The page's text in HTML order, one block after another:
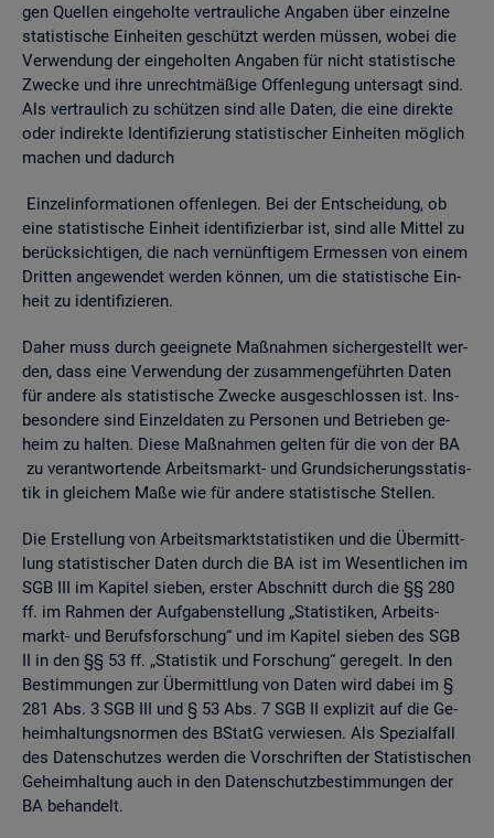
gen Quel­len ein­ge­hol­te ver­trau­li­che An­ga­ben über ein­zel­ne
sta­tis­ti­sche Ein­hei­ten ge­schützt wer­den müs­sen, wobei die
Ver­wen­dung der ein­ge­hol­ten An­ga­ben für nicht sta­tis­ti­sche
Zwe­cke und ihre un­recht­mä­ßi­ge Of­fen­le­gung un­ter­sagt sind.
Als ver­trau­lich zu schüt­zen sind alle Daten, die eine di­rek­te
oder in­di­rek­te Iden­ti­fi­zie­rung sta­tis­ti­scher Ein­hei­ten mög­lich
ma­chen und da­durch
Ein­zel­in­for­ma­tio­nen of­fen­le­gen. Bei der Ent­schei­dung, ob
eine sta­tis­ti­sche Ein­heit iden­ti­fi­zier­bar ist, sind alle Mit­tel zu
be­rück­sich­ti­gen, die nach ver­nünf­ti­gem Er­mes­sen von einem
Drit­ten an­ge­wen­det wer­den kön­nen, um die sta­tis­ti­sche Ein­
heit zu iden­ti­fi­zie­ren.
Daher muss durch ge­eig­ne­te Maß­nah­men si­cher­ge­stellt wer­
den, dass eine Ver­wen­dung der zu­sam­men­ge­führ­ten Daten
für an­de­re als sta­tis­ti­sche Zwe­cke aus­ge­schlos­sen ist. Ins­
be­son­de­re sind Ein­zel­da­ten zu Per­so­nen und Be­trie­ben ge­
heim zu hal­ten. Diese Maß­nah­men gel­ten für die von der BA
zu ver­ant­wor­ten­de Ar­beits­markt- und Grund­si­che­rungs­sta­tis­
tik in glei­chem Maße wie für an­de­re sta­tis­ti­sche Stel­len.
Die Er­stel­lung von Ar­beits­markt­sta­tis­ti­ken und die Über­mitt­
lung sta­tis­ti­scher Daten durch die BA ist im We­sent­li­chen im
SGB III im Ka­pi­tel sie­ben, ers­ter Ab­schnitt durch die §§ 280
ff. im Rah­men der Auf­ga­ben­stel­lung „Sta­tis­ti­ken, Ar­beits­
markt- und Be­rufs­for­schung“ und im Ka­pi­tel sie­ben des SGB
II in den §§ 53 ff. „Sta­tis­tik und For­schung“ ge­re­gelt. In den
Be­stim­mun­gen zur Über­mitt­lung von Daten wird dabei im §
281 Abs. 3 SGB III und § 53 Abs. 7 SGB II ex­pli­zit auf die Ge­
heim­hal­tungs­nor­men des BStatG ver­wie­sen. Als Spe­zi­al­fall
des Da­ten­schut­zes wer­den die Vor­schrif­ten der Sta­tis­ti­schen
Ge­heim­hal­tung auch in den Da­ten­schutz­be­stim­mun­gen der
BA be­han­delt.